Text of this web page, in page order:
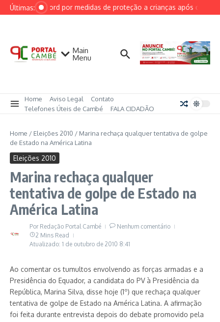
Ir para o conteúdo
Últimas:
cobra Discord por medidas de proteção a crianças após caso de
Main
Menu
Home Aviso Legal
Contato
Telefones Úteis de Cambé
FALA CIDADÃO
Home / Eleições 2010 / Marina rechaça qualquer tentativa de golpe
de Estado na América Latina
Eleições 2010
Marina rechaça qualquer
tentativa de golpe de Estado na
América Latina
Por Redação Portal Cambé
Nenhum comentário
2 Mins Read
Atualizado: 1 de outubro de 2010 8:41
Ao comentar os tumultos envolvendo as forças armadas e a
Presidência do Equador, a candidata do PV à Presidência da
República, Marina Silva, disse hoje (1º) que rechaça qualquer
tentativa de golpe de Estado na América Latina. A afirmação
foi feita durante entrevista depois do debate promovido pela